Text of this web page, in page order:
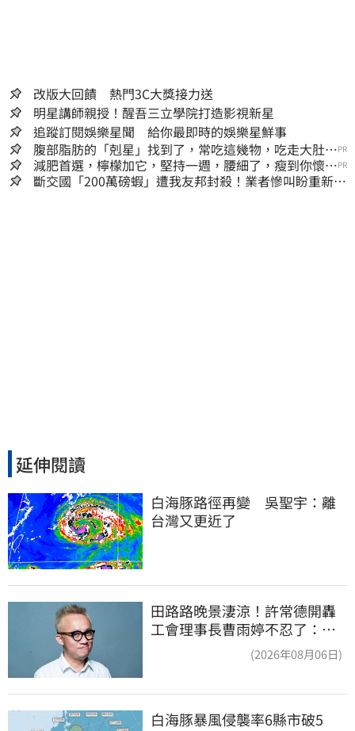
改版大回饋 熱門3C大獎接力送
明星講師親授！醒吾三立學院打造影視新星
追蹤訂閱娛樂星聞 給你最即時的娛樂星鮮事
腹部脂肪的「剋星」找到了，常吃這幾物，吃走大肚
囊，瘦出小蠻腰
PR
減肥首選，檸檬加它，堅持一週，腰細了，瘦到你懷疑
人生
PR
斷交國「200萬磅蝦」遭我友邦封殺！業者慘叫盼重新開
延伸閱讀
白海豚路徑再變　吳聖宇：離
台灣又更近了
田路路晚景淒涼！許常德開轟
工會理事長曹雨婷不忍了：別
(2026年08月06日)
白海豚暴風侵襲率6縣市破5